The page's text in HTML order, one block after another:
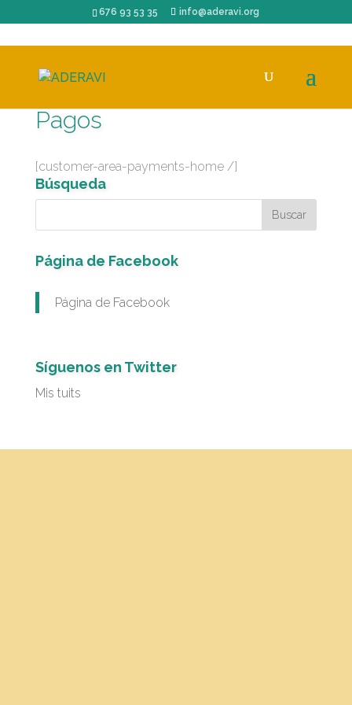
676 93 53 35 info@aderavi.org
Pagos
[customer-area-payments-home /]
Búsqueda
Página de Facebook
Página de Facebook
Síguenos en Twitter
Mis tuits